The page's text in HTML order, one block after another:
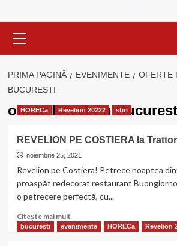
principal
PRIMA PAGINĂ EVENIMENTE
OFERTE
BUCURESTI
oferte Revelion
HORECa Revelion 20222 stiri
REVELION PE COSTIERA la
noiembrie 25, 2021
Revelion pe Costiera! Petrece noaptea
proaspăt redecorat restaurant
o petrecere perfectă, cu...
Citește mai multCitește
mai
bucuresti evenimente HORECa Revelion